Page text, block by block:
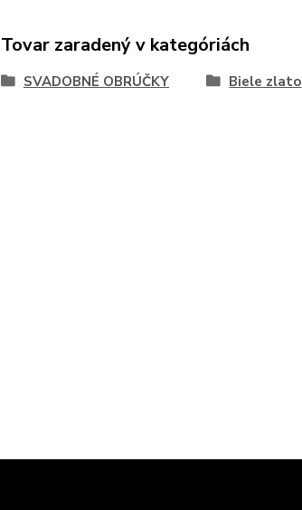
Tovar zaradený v kategóriách
SVADOBNÉ OBRÚČKY Biele zlato